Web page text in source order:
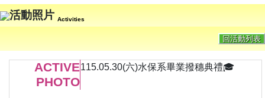
活動照片 Activities
回活動列表
ACTIVE
PHOTO
115.05.30(六)水保系畢業撥穗典禮🎓